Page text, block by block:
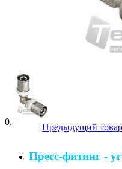
Предыдущий товар
0.–
Пресс-фитинг -